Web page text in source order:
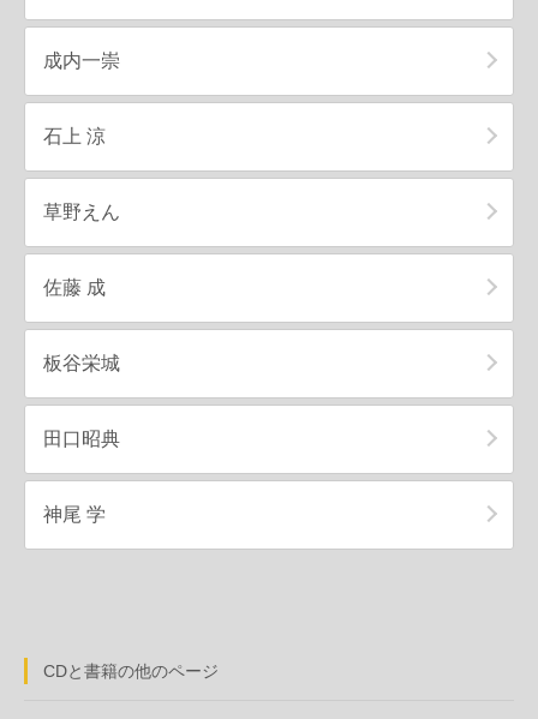
CDと書籍の他のページ
成内一崇
石上 涼
草野えん
佐藤 成
板谷栄城
田口昭典
神尾 学